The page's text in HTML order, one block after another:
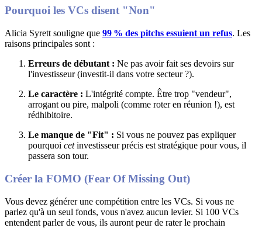
Pourquoi les VCs disent "Non"
Alicia Syrett souligne que 99 % des pitchs essuient un refus. Les
raisons principales sont :
Erreurs de débutant : Ne pas avoir fait ses devoirs sur
l'investisseur (investit-il dans votre secteur ?).
Le caractère : L'intégrité compte. Être trop "vendeur",
arrogant ou pire, malpoli (comme roter en réunion !), est
rédhibitoire.
Le manque de "Fit" : Si vous ne pouvez pas expliquer
pourquoi cetinvestisseur précis est stratégique pour vous, il
passera son tour.
Créer la FOMO (Fear Of Missing Out)
Vous devez générer une compétition entre les VCs. Si vous ne
parlez qu'à un seul fonds, vous n'avez aucun levier. Si 100 VCs
entendent parler de vous, ils auront peur de rater le prochain